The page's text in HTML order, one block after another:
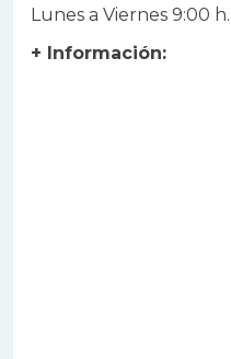
Lunes a Viernes 9:00 h.
+ Información: